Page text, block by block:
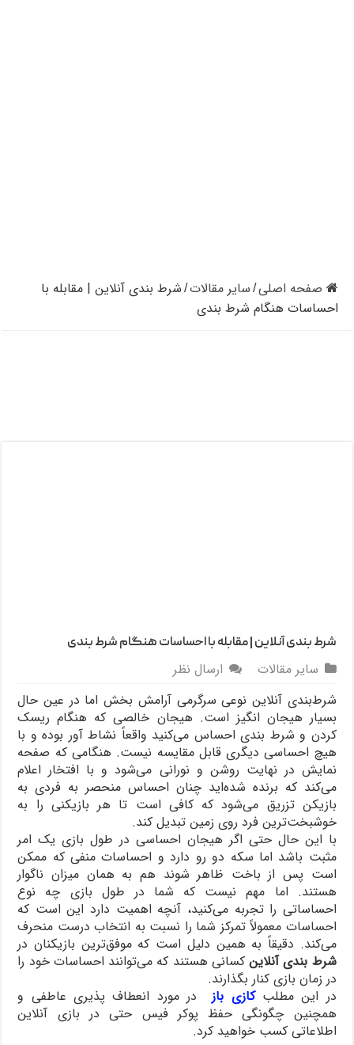
صفحه اصلی/ سایر مقالات/ شرط‌ بندی آنلاین | مقابله با
احساسات هنگام شرط‌ بندی
شرط‌ بندی آنلاین | مقابله با احساسات هنگام شرط‌ بندی
سایر مقالات
ارسال نظر
شرط‌بندی آنلاین نوعی سرگرمی‌ آرامش بخش اما در عین حال
بسیار هیجان انگیز است. هیجان خالصی که هنگام ریسک
کردن و شرط بندی احساس می‌کنید واقعاً نشاط آور بوده و با
هیچ احساسی دیگری قابل مقایسه نیست. هنگامی ‌که صفحه
نمایش در نهایت روشن و نورانی می‌شود و با افتخار اعلام
می‌کند که برنده شده‌اید چنان احساس منحصر به فردی به
بازیکن تزریق می‌شود که کافی است تا هر بازیکنی را به
خوشبخت‌ترین فرد روی زمین تبدیل کند.
با این حال حتی اگر هیجان احساسی در طول بازی یک امر
مثبت باشد اما سکه دو رو دارد و احساسات منفی که ممکن
است پس از باخت ظاهر شوند هم به همان میزان ناگوار
هستند. اما مهم نیست که شما در طول بازی چه نوع
احساساتی را تجربه می‌کنید، آنچه اهمیت دارد این است که
احساسات معمولاً تمرکز شما را نسبت به انتخاب درست منحرف
می‌کند. دقیقاً به همین دلیل است که موفق‌ترین بازیکنان در
شرط بندی آنلاینکسانی هستند که می‌توانند احساسات خود را
در زمان بازی کنار بگذارند.
در این مطلبکازی باز
در مورد انعطاف پذیری عاطفی و
همچنین چگونگی حفظ پوکر فیس حتی در بازی آنلاین
اطلاعاتی کسب خواهید کرد.